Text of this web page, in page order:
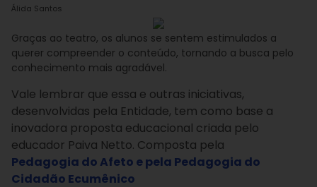
Álida Santos
Graças ao teatro, os alunos se sentem estimulados a
querer compreender o conteúdo, tornando a busca pelo
conhecimento mais agradável.
Vale lembrar que essa e outras iniciativas,
desenvolvidas pela Entidade, tem como base a
inovadora proposta educacional criada pelo
educador Paiva Netto. Composta pela
Pedagogia do Afeto e pela Pedagogia do
Cidadão Ecumênico